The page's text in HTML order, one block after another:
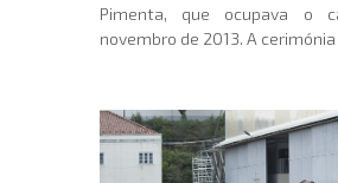
Pimenta, que ocupava o
novembro de 2013. A cerimónia